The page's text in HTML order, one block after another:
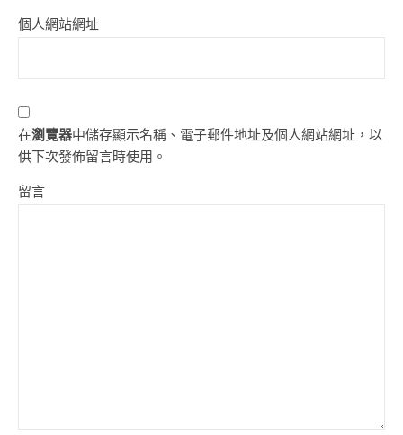
個人網站網址
在瀏覽器中儲存顯示名稱、電子郵件地址及個人網站網址，以
供下次發佈留言時使用。
留言